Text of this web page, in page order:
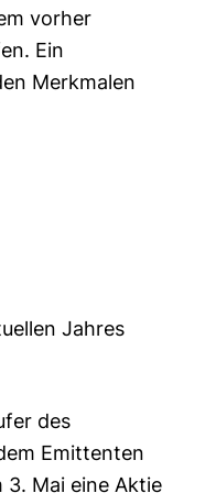
vorher
Ein
Merkmalen
Jahres
des
Emittenten
3. Mai eine Aktie